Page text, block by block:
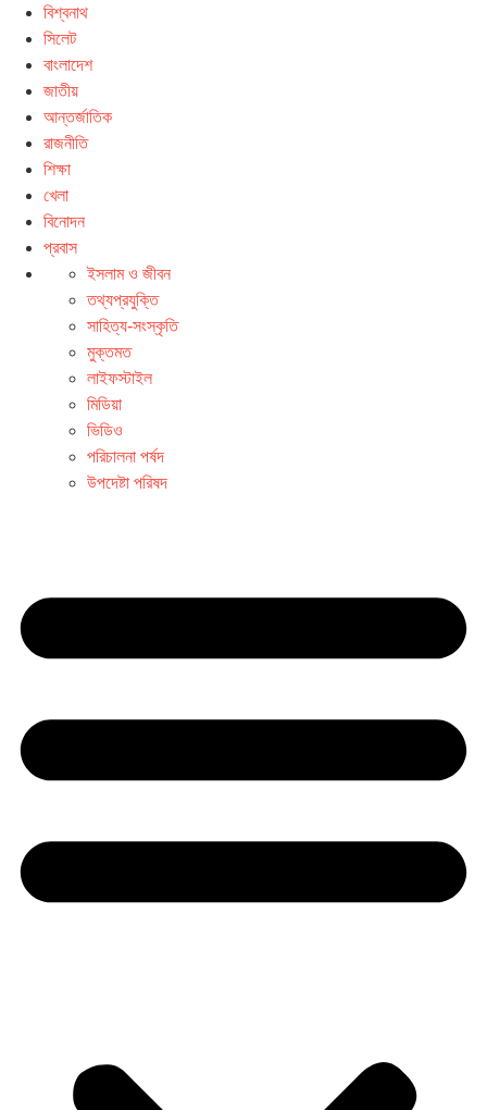
বিশ্বনাথ
সিলেট
বাংলাদেশ
জাতীয়
আন্তর্জাতিক
রাজনীতি
শিক্ষা
খেলা
বিনোদন
প্রবাস
ইসলাম ও জীবন
তথ্যপ্রযুক্তি
সাহিত্য-সংস্কৃতি
মুক্তমত
লাইফস্টাইল
মিডিয়া
ভিডিও
পরিচালনা পর্ষদ
উপদেষ্টা পরিষদ